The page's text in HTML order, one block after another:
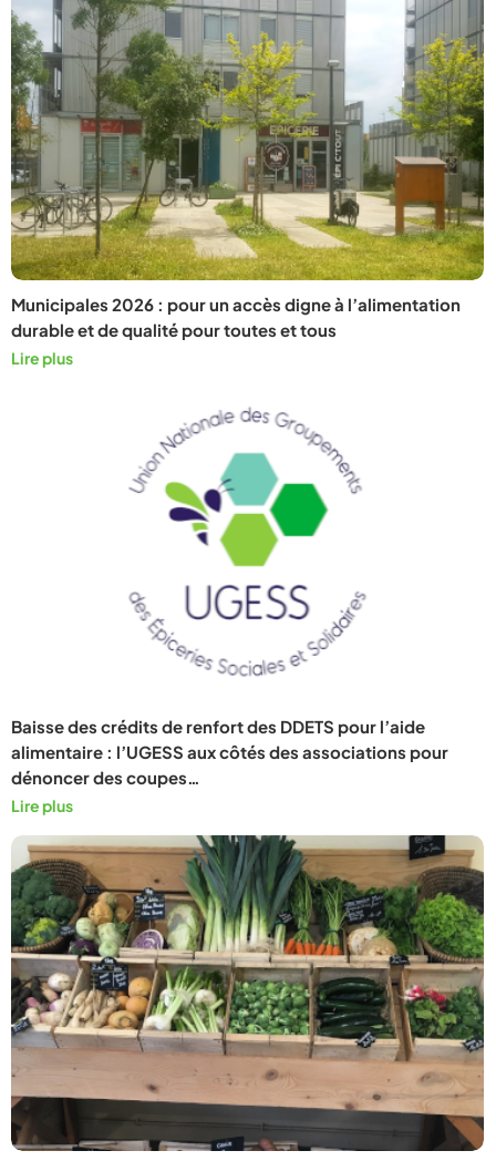
Municipales 2026 : pour un accès digne à l’alimentation
durable et de qualité pour toutes et tous
Lire plus
Baisse des crédits de renfort des DDETS pour l’aide
alimentaire : l’UGESS aux côtés des associations pour
dénoncer des coupes…
Lire plus